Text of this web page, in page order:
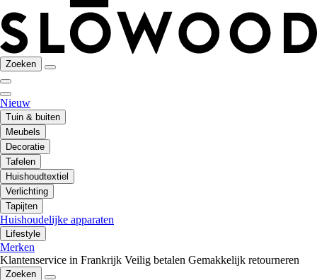
Zoeken
Nieuw
Tuin & buiten
Meubels
Decoratie
Tafelen
Huishoudtextiel
Verlichting
Tapijten
Huishoudelijke apparaten
Lifestyle
Merken
Klantenservice in Frankrijk Veilig betalen Gemakkelijk retourneren
Zoeken